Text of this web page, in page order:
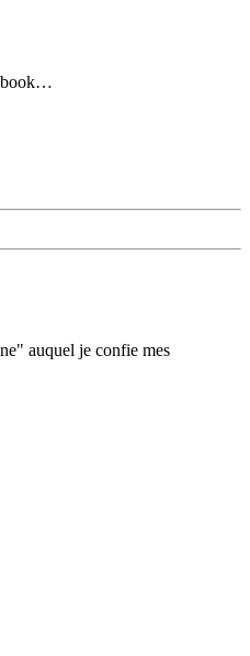
auquel je confie mes